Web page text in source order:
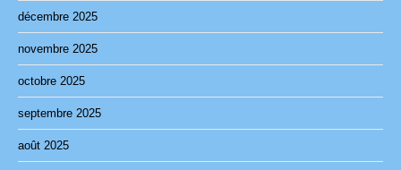
décembre 2025
novembre 2025
octobre 2025
septembre 2025
août 2025